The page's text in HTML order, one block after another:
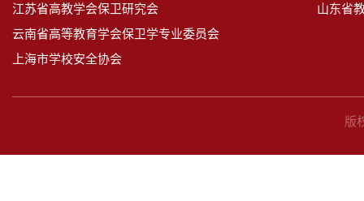
江苏省高教学会保卫研究会
云南省高等教育学会保卫学专业委员会
上海市学校安全协会
山东省
版